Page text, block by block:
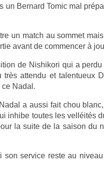
un Be­rnard Tomic mal
un match au som­met
avant de com­menc­er à
de Nis­hikori qui a
at­tendu et talen­tueux
ce Nadal.
a aussi fait chou
in­hibe toutes les velléités
la suite de la saison du
son ser­vice reste au